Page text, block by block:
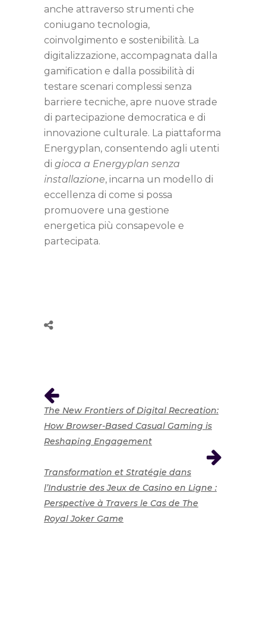
anche attraverso strumenti che
coniugano tecnologia,
coinvolgimento e sostenibilità. La
digitalizzazione, accompagnata dalla
gamification e dalla possibilità di
testare scenari complessi senza
barriere tecniche, apre nuove strade
di partecipazione democratica e di
innovazione culturale. La piattaforma
Energyplan, consentendo agli utenti
di gioca a Energyplan senza
installazione, incarna un modello di
eccellenza di come si possa
promuovere una gestione
energetica più consapevole e
partecipata.
The New Frontiers of Digital Recreation:
How Browser-Based Casual Gaming is
Reshaping Engagement
Transformation et Stratégie dans
l’Industrie des Jeux de Casino en Ligne :
Perspective à Travers le Cas de The
Royal Joker Game